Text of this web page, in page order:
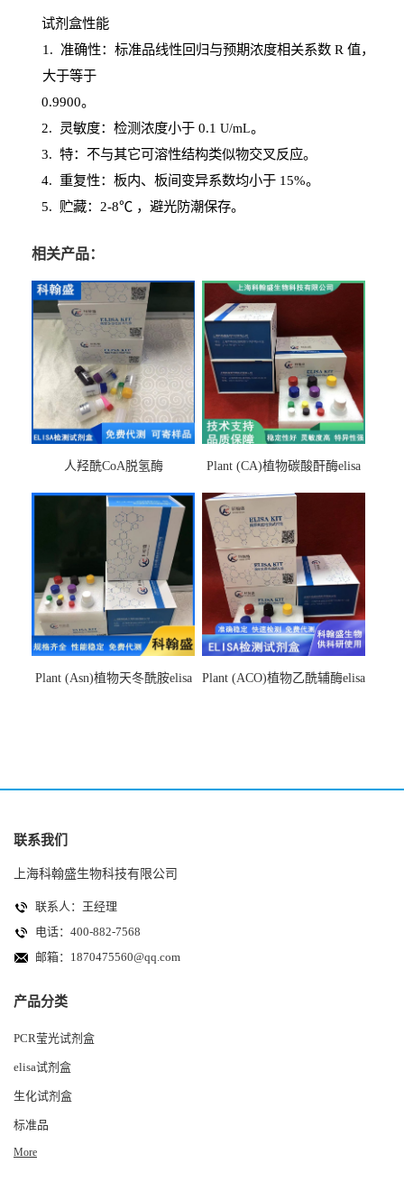
试剂盒性能
1 . 准确性：标准品线性回归与预期浓度相关系数 R 值，
大于等于
0.9900。
2. 灵敏度：检测浓度小于0.1 U/mL。
3. 特：不与其它可溶性结构类似物交叉反应。
4. 重复性：板内、板间变异系数均小于15%。
5. 贮藏：2-8℃ ，避光防潮保存。
相关产品：
人羟酰CoA脱氢酶
Plant (CA)植物碳酸酐酶elisa
Plant (Asn)植物天冬酰胺elisa
Plant (ACO)植物乙酰辅酶elisa
联系我们
上海科翰盛生物科技有限公司
联系人：王经理
电话：400-882-7568
邮箱： 1870475560@qq.com
产品分类
PCR莹光试剂盒
elisa试剂盒
生化试剂盒
标准品
More